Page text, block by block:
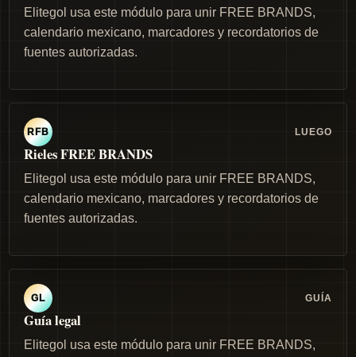
Elitegol usa este módulo para unir FREE BRANDS,
calendario mexicano, marcadores y recordatorios de
fuentes autorizadas.
RFB LUEGO
Rieles FREE BRANDS
Elitegol usa este módulo para unir FREE BRANDS,
calendario mexicano, marcadores y recordatorios de
fuentes autorizadas.
GL GUÍA
Guía legal
Elitegol usa este módulo para unir FREE BRANDS,